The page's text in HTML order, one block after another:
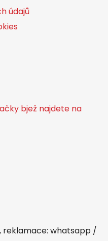
údajů
bjež najdete na
reklamace: whatsapp /